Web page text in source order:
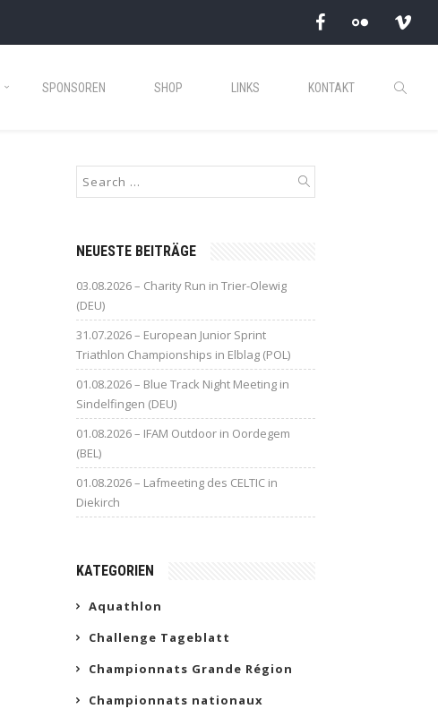
SPONSOREN SHOP LINKS KONTAKT
NEUESTE BEITRÄGE
03.08.2026 – Charity Run in Trier-Olewig
(DEU)
31.07.2026 – European Junior Sprint
Triathlon Championships in Elblag (POL)
01.08.2026 – Blue Track Night Meeting in
Sindelfingen (DEU)
01.08.2026 – IFAM Outdoor in Oordegem
(BEL)
01.08.2026 – Lafmeeting des CELTIC in
Diekirch
KATEGORIEN
Aquathlon
Challenge Tageblatt
Championnats Grande Région
Championnats nationaux